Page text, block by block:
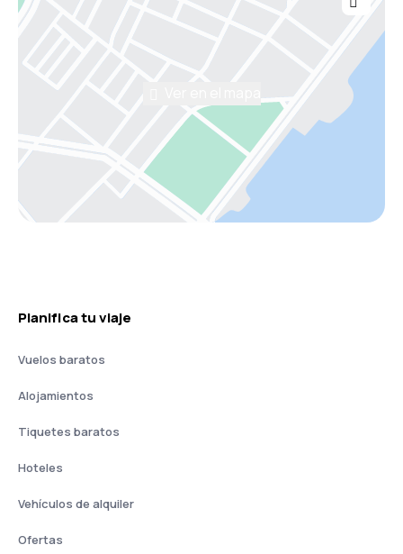
Planifica tu viaje
Vuelos baratos
Alojamientos
Tiquetes baratos
Hoteles
Vehículos de alquiler
Ofertas